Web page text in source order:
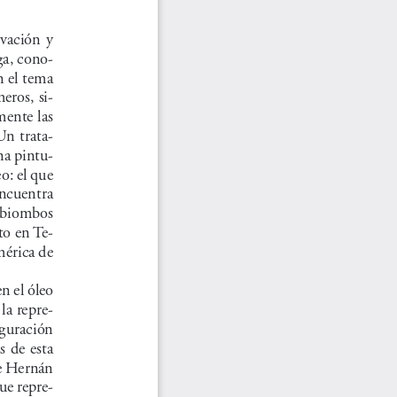
y
cono-
el tema
si-
las
trata-
pintu-
el que
en Te-
de
el óleo
repre-
de esta
Hernán
repre-